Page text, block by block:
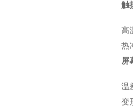
触
高
热
屏
温
变